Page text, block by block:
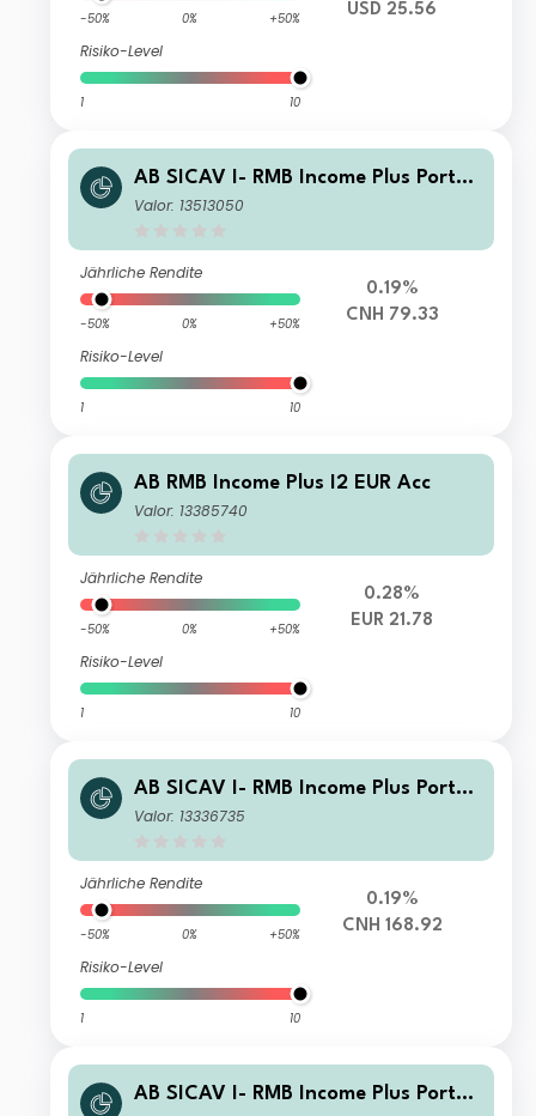
-50% 0% +50%
Risiko-Level
1 10
USD 25.56
AB SICAV I- RMB Income Plus Portfo
lio IT Inc
Valor: 13513050
Jährliche Rendite
-50% 0% +50%
Risiko-Level
1 10
0.19%
CNH 79.33
AB RMB Income Plus I2 EUR Acc
Valor: 13385740
Jährliche Rendite
-50% 0% +50%
Risiko-Level
1 10
0.28%
EUR 21.78
AB SICAV I- RMB Income Plus Portfo
lio I2 Acc
Valor: 13336735
Jährliche Rendite
-50% 0% +50%
Risiko-Level
1 10
0.19%
CNH 168.92
AB SICAV I- RMB Income Plus Portfo